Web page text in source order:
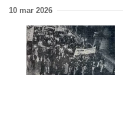
10 mar 2026